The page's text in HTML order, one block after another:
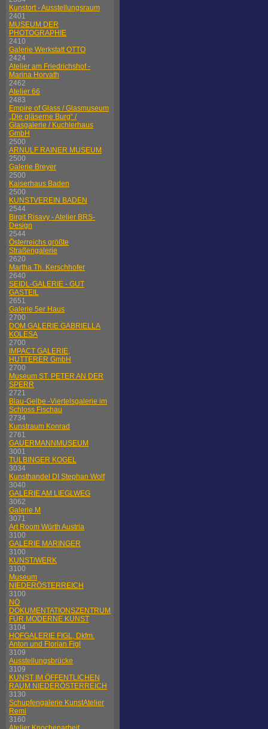
Kunstort - Ausstellungsraum
2401
MUSEUM DER
PHOTOGRAPHIE
2410
Galerie Werkstatt OTTO
2424
Atelier am Friedrichshof -
Marina Horvath
2462
Atelier 66
2483
Empire of Glass / Glasmuseum
„Die gläserne Burg“ /
Glasgalerie / Kuchlerhaus
GmbH
2500
ARNULF RAINER MUSEUM
2500
Galerie Breyer
2500
Kaiserhaus Baden
2500
KUNSTVEREIN BADEN
2544
Birgit Risavy - Atelier BRS-
Design
2544
Österreichs größte
Straßengalerie
2620
Martha Th. Kerschhofer
2640
SEIDL-GALERIE - GUT
GASTEIL
2651
Galerie 5er Haus
2700
DOM GALERIE GABRIELLA
KOLESA
2700
IMPACT GALERIE,
HUTTERER GmbH
2700
Museum ST. PETER AN DER
SPERR
2721
Blau-Gelbe -Viertelsgalerie im
Schloss Fischau
2734
Kunstraum Konrad
2761
GAUERMANNMUSEUM
3001
TULBINGER KOGEL
3034
Kunsthandel DI Stephan Wolf
3040
GALERIE AM LIEGLWEG
3062
Galerie M
3071
Art Room Würth Austria
3100
GALERIE MARINGER
3100
KUNST/WERK
3100
Museum
NIEDERÖSTERREICH
3100
NÖ
DOKUMENTATIONSZENTRUM
FÜR MODERNE KUNST
3104
HOFGALERIE FIGL, Dkfm.
Anton und Florian Figl
3109
Ausstellungsbrücke
3109
KUNST IM ÖFFENTLICHEN
RAUM NIEDERÖSTERREICH
3130
Schupfengalerie KunstAtelier
Remi
3160